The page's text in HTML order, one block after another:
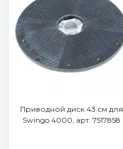
Приводной диск 43 см для
Swingo 4000, арт. 7517858